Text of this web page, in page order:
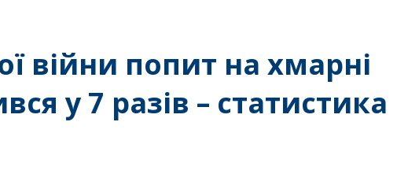
війни попит на хмарні
у 7 разів – статистика